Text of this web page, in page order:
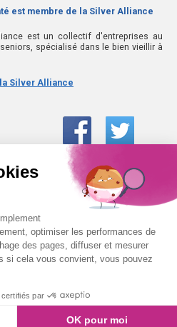
est membre de la Silver Alliance
est un collectif d'entreprises au
spécialisé dans le bien vieillir à
Silver Alliance
94
NOUS
SANTÉ © 2026